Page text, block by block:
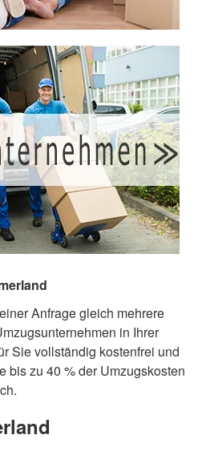
Anfrage gleich mehrere
in Ihrer
Sie vollständig kostenfrei und
bis zu 40 % der Umzugskosten